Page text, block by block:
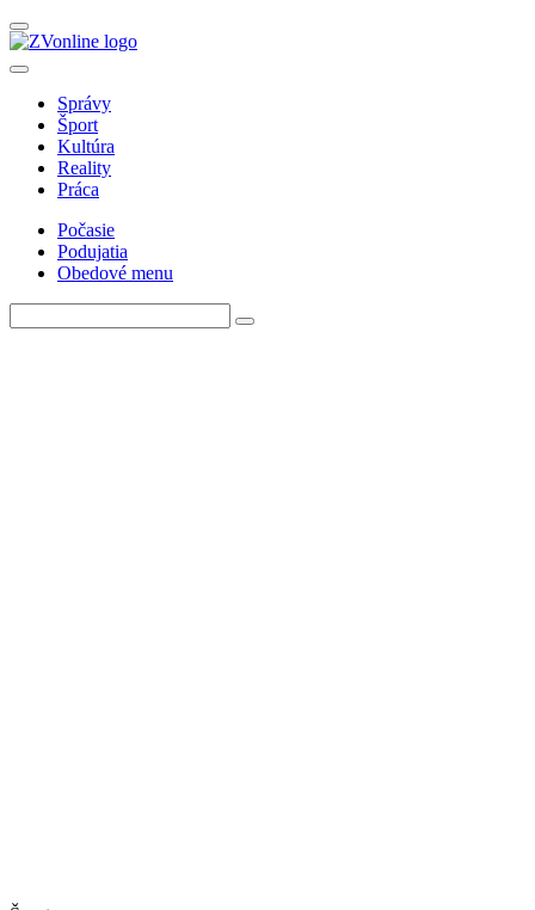
Správy
Šport
Kultúra
Reality
Práca
Počasie
Podujatia
Obedové menu